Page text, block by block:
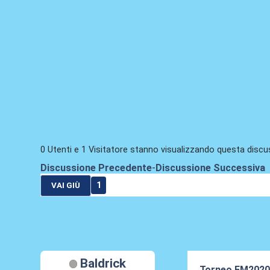
0 Utenti e 1 Visitatore stanno visualizzando questa
Discussione Precedente- Discussione Successiva
VAI GIÙ 1
Baldrick